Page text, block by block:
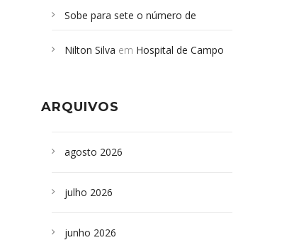
Sobe para sete o número de
desabamento em São Paulo - Revista
sepultados em SP
Nilton Silva em Hospital de Campo
ARQUIVOS
agosto 2026
julho 2026
junho 2026